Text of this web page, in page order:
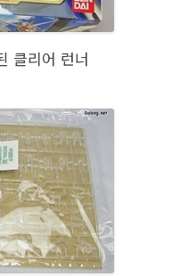
클리어 런너